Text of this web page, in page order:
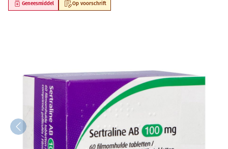
Op voorschrift
Geneesmiddel